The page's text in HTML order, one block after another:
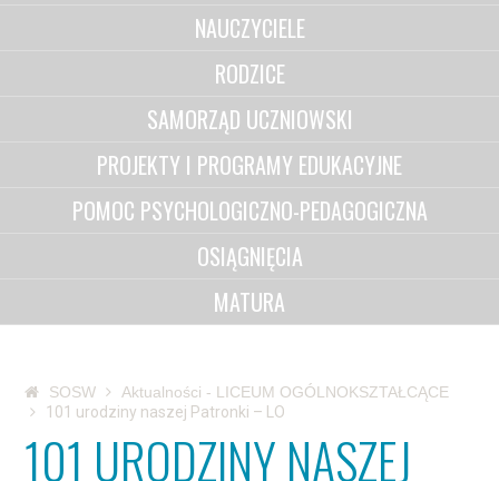
NAUCZYCIELE
RODZICE
SAMORZĄD UCZNIOWSKI
PROJEKTY I PROGRAMY EDUKACYJNE
POMOC PSYCHOLOGICZNO-PEDAGOGICZNA
OSIĄGNIĘCIA
MATURA
SOSW
Aktualności - LICEUM OGÓLNOKSZTAŁCĄCE
101 urodziny naszej Patronki – LO
101 URODZINY NASZEJ